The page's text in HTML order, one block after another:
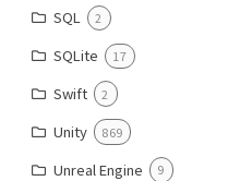
SQL 2
SQLite 17
Swift 2
Unity 869
Unreal Engine 9